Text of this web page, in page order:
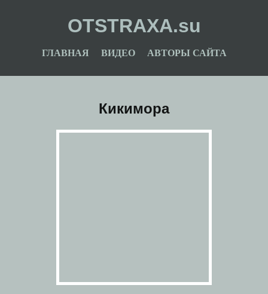
OTSTRAXA.su
ГЛАВНАЯ ВИДЕО АВТОРЫ САЙТА
Кикимора